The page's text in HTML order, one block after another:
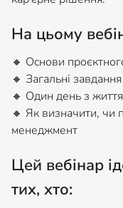
На цьому
🔸 Основи
🔸 Загальні
🔸 Один день з
🔸 Як визначити, чи
менеджмент
Цей вебінар
тих, хто: